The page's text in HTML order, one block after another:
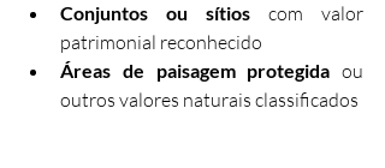
Conjuntos ou sítios com valor
patrimonial reconhecido
Áreas de paisagem protegida ou
outros valores naturais classificados